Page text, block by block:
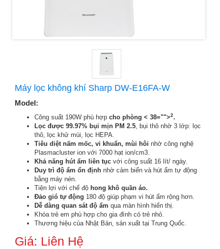
Máy lọc không khí Sharp DW-E16FA-W
Model:
Công suất 190W phù hợp cho phòng < 38="">2.
Lọc được 99.97% bụi mịn PM 2.5, bụi thô nhờ 3 lớp: lọc
thô, lọc khử mùi, lọc HEPA.
Tiêu diệt nấm mốc, vi khuẩn, mùi hôi nhờ công nghệ
Plasmacluster ion với 7000 hạt ion/cm3.
Khả năng hút ẩm liên tục với công suất 16 lít/ ngày.
Duy trì độ ẩm ổn định nhờ cảm biến và hút ẩm tự động
bằng máy nén.
Tiện lợi với chế độ hong khô quần áo.
Đảo gió tự động 180 độ giúp phạm vi hút ẩm rộng hơn.
Dễ dàng quan sát độ ẩm qua màn hình hiển thị.
Khóa trẻ em phù hợp cho gia đình có trẻ nhỏ.
Thương hiệu của Nhật Bản, sản xuất tại Trung Quốc.
Giá: Liên Hệ